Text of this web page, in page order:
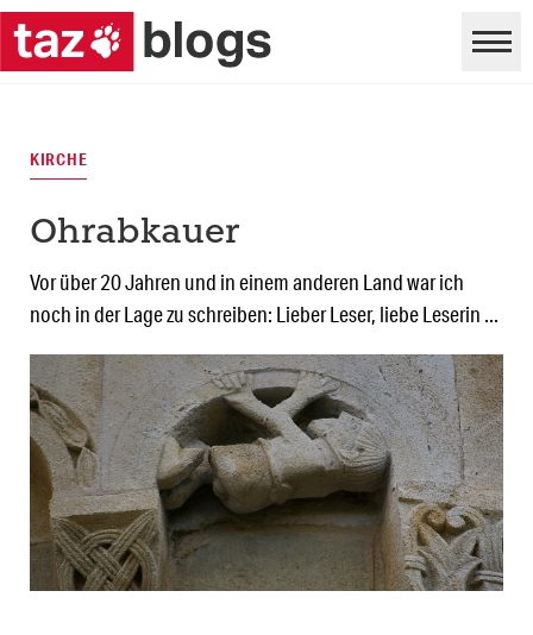
KIRCHE
Ohrabkauer
Vor über 20 Jahren und in einem anderen Land war ich
noch in der Lage zu schreiben: Lieber Leser, liebe Leserin ...